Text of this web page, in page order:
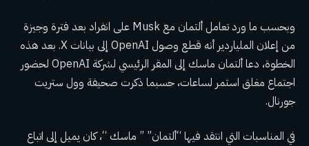
وبحسب ما ورد تعامل ألتمان مع Musk على انفراد بعد فترة وجيزة
من إعلان الملياردير أنه قطع وصول OpenAI إلى بيانات X. بعد هذه
الخطوة، دعا ألتمان ماسك إلى المقر الرئيسي لشركة OpenAI لحضور
اجتماع مغلق استمر لساعات، حسبما ذكرت صحيفة وول ستريت
جورنال.
في المناسبات التي انتقد فيها “ألتمان” ” ماسك “، كان يميل إلى اتباع